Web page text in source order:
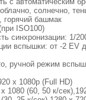
солнечно,
горячий башмак
ISO100)
синхронизации: 1/
вспышки: от -2 EV
ручной режим
x 1080p (Full HD)
1080 (60, 50 к/